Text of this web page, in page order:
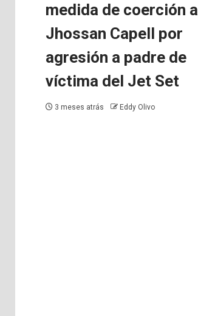
medida de coerción a
Jhossan Capell por
agresión a padre de
víctima del Jet Set
3 meses atrás Eddy Olivo